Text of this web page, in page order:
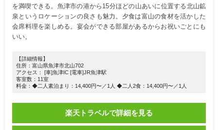
を満喫できる。魚津市の港から15分ほどの山あいに位置する北山鉱
泉というロケーションの良さも魅力。夕食は富山の食材を活かした
会席料理を楽しめる。宴会ができる部屋があるからお祝いごとにも
いい。
【詳細情報】
住所：富山県魚津市北山702
アクセス： [車]魚津IC [電車]JR魚津駅
客室数：11室
料金：◆二人素泊まり：14,400円〜／1人 ◆二人2食：14,400円〜／1人
楽天トラベルで詳細を見る